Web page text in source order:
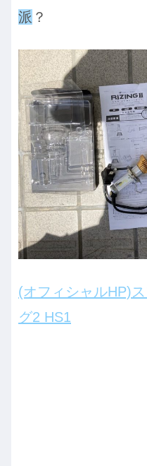
派 ？
(オフィシャルHP)
グ2 HS1